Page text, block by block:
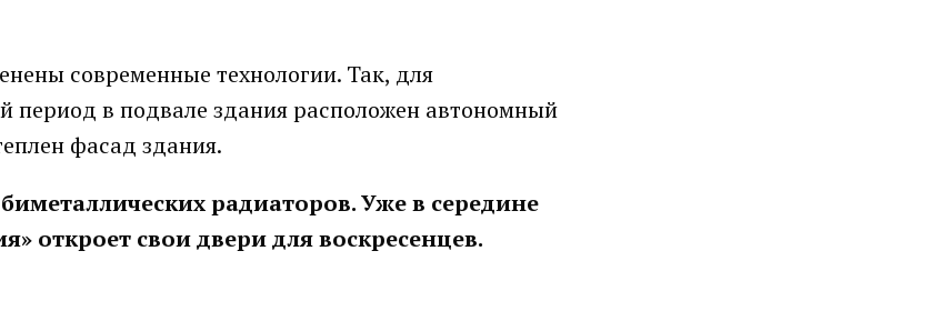
современные технологии. Так, для
в подвале здания расположен автономный
фасад здания.
радиаторов. Уже в середине
откроет свои двери для воскресенцев.